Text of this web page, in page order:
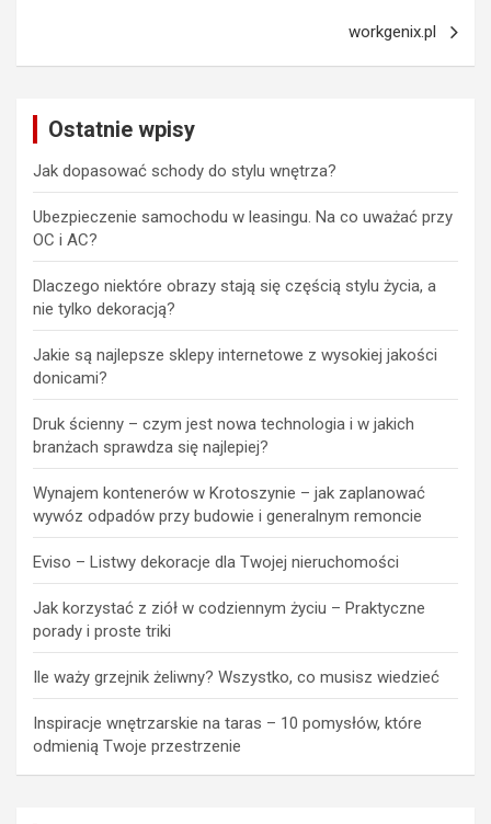
workgenix.pl
Ostatnie wpisy
Jak dopasować schody do stylu wnętrza?
Ubezpieczenie samochodu w leasingu. Na co uważać przy
OC i AC?
Dlaczego niektóre obrazy stają się częścią stylu życia, a
nie tylko dekoracją?
Jakie są najlepsze sklepy internetowe z wysokiej jakości
donicami?
Druk ścienny – czym jest nowa technologia i w jakich
branżach sprawdza się najlepiej?
Wynajem kontenerów w Krotoszynie – jak zaplanować
wywóz odpadów przy budowie i generalnym remoncie
Eviso – Listwy dekoracje dla Twojej nieruchomości
Jak korzystać z ziół w codziennym życiu – Praktyczne
porady i proste triki
Ile waży grzejnik żeliwny? Wszystko, co musisz wiedzieć
Inspiracje wnętrzarskie na taras – 10 pomysłów, które
odmienią Twoje przestrzenie